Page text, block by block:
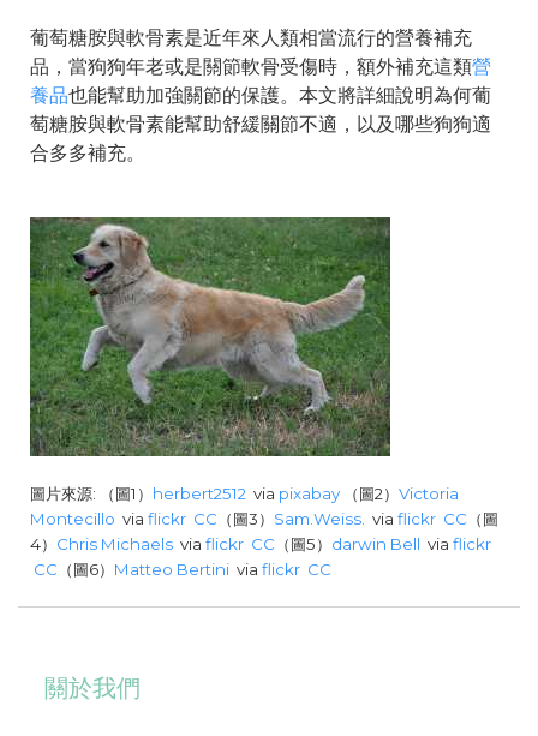
葡萄糖胺與軟骨素是近年來人類相當流行的營養補充
品，當狗狗年老或是關節軟骨受傷時，額外補充這類營
養品也能幫助加強關節的保護。本文將詳細說明為何葡
萄糖胺與軟骨素能幫助舒緩關節不適，以及哪些狗狗適
合多多補充。
圖片來源: （圖1） herbert2512 via pixabay （圖2） Victoria
Montecillo via flickr CC （圖3） Sam.Weiss. via flickr CC （圖
4） Chris Michaels via flickr CC （圖5） darwin Bell via flickr
CC （圖6） Matteo Bertini via flickr CC
關於我們